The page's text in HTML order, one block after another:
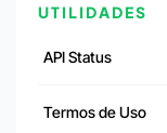
UTILIDADES
API Status
Termos de Uso